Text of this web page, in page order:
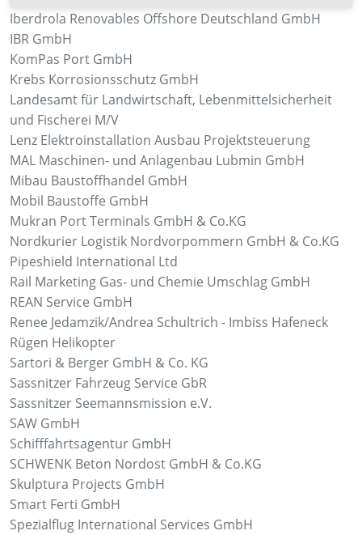
Iberdrola Renovables Offshore Deutschland GmbH
IBR GmbH
KomPas Port GmbH
Krebs Korrosionsschutz GmbH
Landesamt für Landwirtschaft, Lebenmittelsicherheit
und Fischerei M/V
Lenz Elektroinstallation Ausbau Projektsteuerung
MAL Maschinen- und Anlagenbau Lubmin GmbH
Mibau Baustoffhandel GmbH
Mobil Baustoffe GmbH
Mukran Port Terminals GmbH & Co.KG
Nordkurier Logistik Nordvorpommern GmbH & Co.KG
Pipeshield International Ltd
Rail Marketing Gas- und Chemie Umschlag GmbH
REAN Service GmbH
Renee Jedamzik/Andrea Schultrich - Imbiss Hafeneck
Rügen Helikopter
Sartori & Berger GmbH & Co. KG
Sassnitzer Fahrzeug Service GbR
Sassnitzer Seemannsmission e.V.
SAW GmbH
Schifffahrtsagentur GmbH
SCHWENK Beton Nordost GmbH & Co.KG
Skulptura Projects GmbH
Smart Ferti GmbH
Spezialflug International Services GmbH